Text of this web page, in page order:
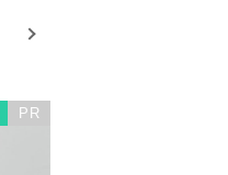
PR